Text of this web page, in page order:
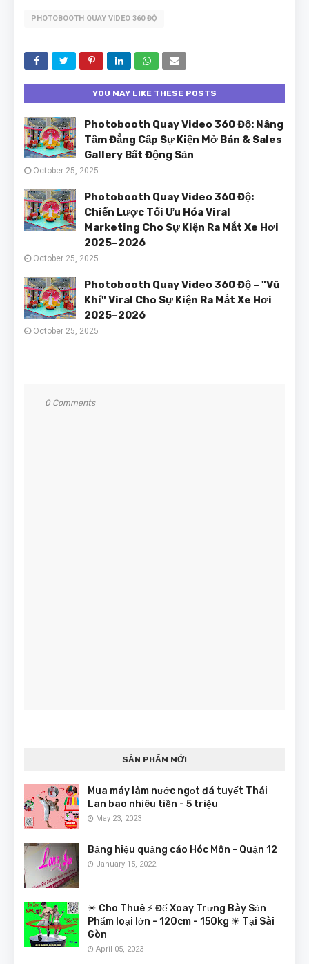
PHOTOBOOTH QUAY VIDEO 360 ĐỘ
YOU MAY LIKE THESE POSTS
Photobooth Quay Video 360 Độ: Nâng
Tầm Đẳng Cấp Sự Kiện Mở Bán & Sales
Gallery Bất Động Sản
October 25, 2025
Photobooth Quay Video 360 Độ:
Chiến Lược Tối Ưu Hóa Viral
Marketing Cho Sự Kiện Ra Mắt Xe Hơi
2025–2026
October 25, 2025
Photobooth Quay Video 360 Độ – "Vũ
Khí" Viral Cho Sự Kiện Ra Mắt Xe Hơi
2025–2026
October 25, 2025
0 Comments
SẢN PHẨM MỚI
Mua máy làm nước ngọt đá tuyết Thái
Lan bao nhiêu tiền - 5 triệu
May 23, 2023
Bảng hiệu quảng cáo Hóc Môn - Quận 12
January 15, 2022
☀ Cho Thuê ⚡ Đế Xoay Trưng Bày Sản
Phẩm loại lớn - 120cm - 150kg ☀ Tại Sài
Gòn
April 05, 2023